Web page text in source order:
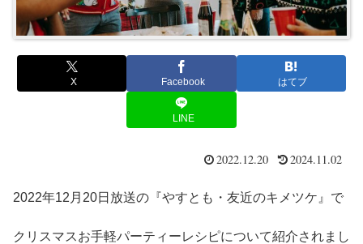
X Facebook はてブ
LINE
2022.12.20 2024.11.02
2022年12月20日放送の『やすとも・友近のキメツケ』で
クリスマスお手軽パーティーレシピについて紹介されまし